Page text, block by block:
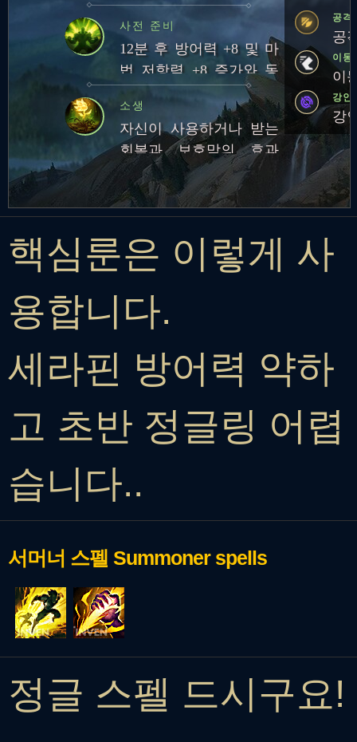
사전 준비
12분 후 방어력 +8 및 마
법 저항력 +8 증가와 동
시에 방어력 및 마법 저항
력 3% 증가
소생
자신이 사용하거나 받는
회복과 보호막의 효과
5% 강화. 체력이 낮은 대
상에게는 효과가 10% 증
가
공격
공
이동
이
강인
강
핵심룬은 이렇게 사
용합니다.
세라핀 방어력 약하
고 초반 정글링 어렵
습니다..
서머너 스펠 Summoner spells
정글 스펠 드시구요!